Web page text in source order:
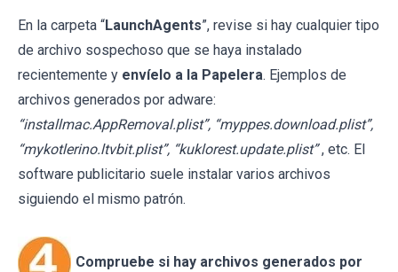
En la carpeta “LaunchAgents”, revise si hay cualquier tipo
de archivo sospechoso que se haya instalado
recientemente y envíelo a la Papelera. Ejemplos de
archivos generados por adware:
“installmac.AppRemoval.plist”, “myppes.download.plist”,
“mykotlerino.ltvbit.plist”, “kuklorest.update.plist” , etc. El
software publicitario suele instalar varios archivos
siguiendo el mismo patrón.
Compruebe si hay archivos generados por